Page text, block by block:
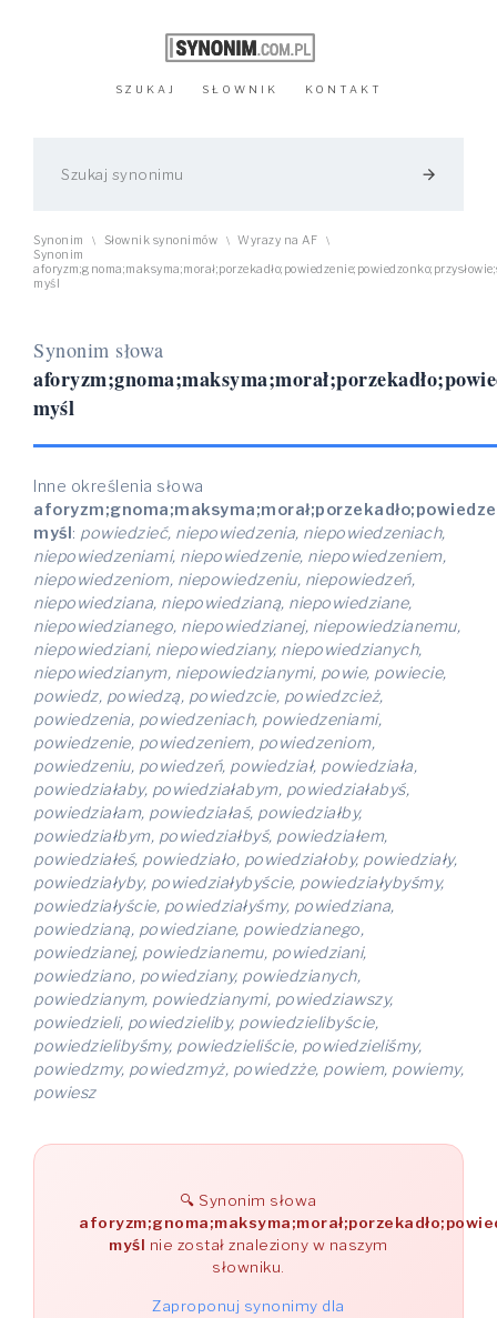
SZUKAJ SŁOWNIK KONTAKT
arrow_forward
Synonim \ Słownik synonimów \ Wyrazy na AF \
Synonim
myśl
Synonim słowa
myśl
Inne określenia słowa
myśl: powiedzieć, niepowiedzenia, niepowiedzeniach,
niepowiedzeniami, niepowiedzenie, niepowiedzeniem,
niepowiedzeniom, niepowiedzeniu, niepowiedzeń,
niepowiedziana, niepowiedzianą, niepowiedziane,
niepowiedzianego, niepowiedzianej, niepowiedzianemu,
niepowiedziani, niepowiedziany, niepowiedzianych,
niepowiedzianym, niepowiedzianymi, powie, powiecie,
powiedz, powiedzą, powiedzcie, powiedzcież,
powiedzenia, powiedzeniach, powiedzeniami,
powiedzenie, powiedzeniem, powiedzeniom,
powiedzeniu, powiedzeń, powiedział, powiedziała,
powiedziałaby, powiedziałabym, powiedziałabyś,
powiedziałam, powiedziałaś, powiedziałby,
powiedziałbym, powiedziałbyś, powiedziałem,
powiedziałeś, powiedziało, powiedziałoby, powiedziały,
powiedziałyby, powiedziałybyście, powiedziałybyśmy,
powiedziałyście, powiedziałyśmy, powiedziana,
powiedzianą, powiedziane, powiedzianego,
powiedzianej, powiedzianemu, powiedziani,
powiedziano, powiedziany, powiedzianych,
powiedzianym, powiedzianymi, powiedziawszy,
powiedzieli, powiedzieliby, powiedzielibyście,
powiedzielibyśmy, powiedzieliście, powiedzieliśmy,
powiedzmy, powiedzmyż, powiedzże, powiem, powiemy,
powiesz
Synonim słowa
myśl nie został znaleziony w naszym
słowniku.
Zaproponuj synonimy dla